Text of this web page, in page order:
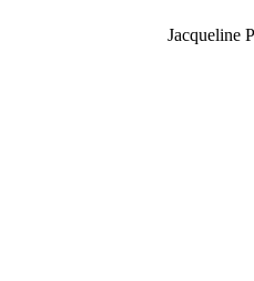
Jacqueline